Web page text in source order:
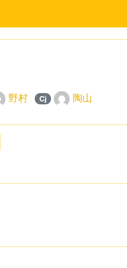
野村 Cj 陶山